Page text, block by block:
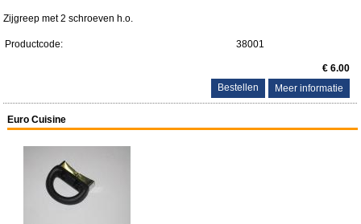
Zijgreep met 2 schroeven h.o.
Productcode: 38001
€ 6.00
Meer informatie
Euro Cuisine